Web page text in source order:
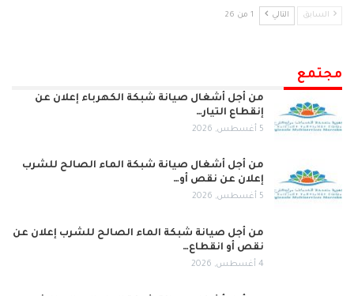
السابق التالي 1 من 26
مجتمع
من أجل أشغال صيانة شبكة الكهرباء إعلان عن
إنقطاع التيار…
5 أغسطس, 2026
من أجل أشغال صيانة شبكة الماء الصالح للشرب
إعلان عن نقص أو…
5 أغسطس, 2026
من أجل صيانة شبكة الماء الصالح للشرب إعلان عن
نقص أو انقطاع…
4 أغسطس, 2026